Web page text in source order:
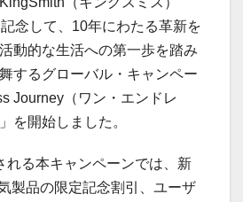
念して、10年にわたる革新を
動的な生活への第一歩を踏み
するグローバル・キャンペー
Journey（ワン・エンドレ
を開始しました。
れる本キャンペーンでは、新
製品の限定記念割引、ユーザ